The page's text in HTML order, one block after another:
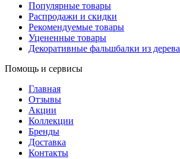
Популярные товары
Распродажи и скидки
Рекомендуемые товары
Уцененные товары
Декоративные фальшбалки из дерева
Помощь и сервисы
Главная
Отзывы
Акции
Коллекции
Бренды
Доставка
Контакты